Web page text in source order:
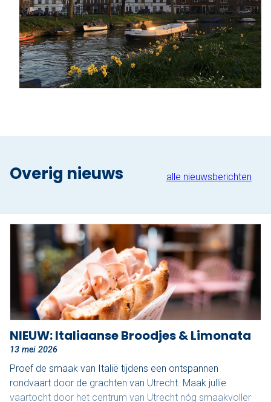
Overig nieuws alle nieuwsberichten
NIEUW: Italiaanse Broodjes & Limonata
13 mei 2026
Proef de smaak van Italië tijdens een ontspannen
rondvaart door de grachten van Utrecht. Maak jullie
vaartocht door het centrum van Utrecht nóg smaakvoller